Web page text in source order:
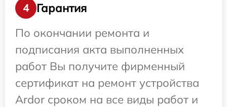
4
Гарантия
По окончании ремонта и
подписания акта выполненных
работ Вы получите фирменный
сертификат на ремонт устройства
Ardor сроком на все виды работ и